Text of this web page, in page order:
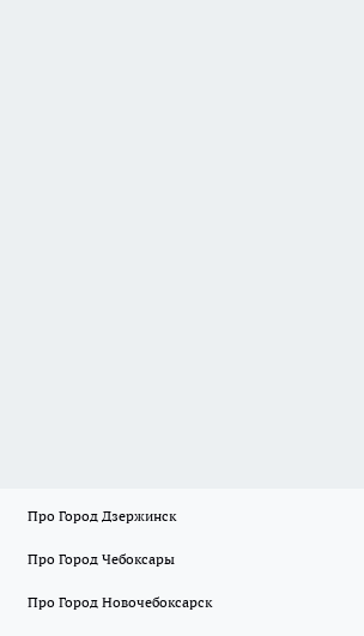
Про Город Дзержинск
Про Город Чебоксары
Про Город Новочебоксарск